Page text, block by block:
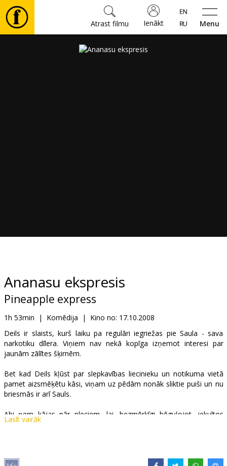
Menu
Ienākt
Atrast filmu
B2B
Kino
Klubs
Ananasu ekspresis
Pineapple express
1h 53min | Komēdija | Kino no: 17.10.2008
Deils ir slaists, kurš laiku pa regulāri iegriežas pie Saula - sava
narkotiku dīlera. Viņiem nav nekā kopīga izņemot interesi par
jaunām zālītes šķirnēm.
Bet kad Deils kļūst par slepkavības liecinieku un notikuma vietā
pamet aizsmēķētu kāsi, viņam uz pēdām nonāk sliktie puiši un nu
briesmās ir arī Sauls.
Abi ņem kājas pār pleciem, lai, bezmērķīgi bēguļojot, iekultos
vienās nepatikšanās pēc otrām
Lasīt vairāk